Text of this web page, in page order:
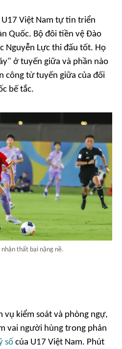
Việt Nam tự tin triển
Quốc. Bộ đôi tiền vệ Đào
Nguyễn Lực thi đấu tốt. Họ
ở tuyến giữa và phần nào
công từ tuyến giữa của đối
bế tắc.
thất bại nặng nề.
vụ kiểm soát và phòng ngự,
vai người hùng trong phản
số của U17 Việt Nam. Phút